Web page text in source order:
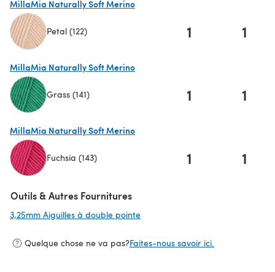
MillaMia Naturally Soft Merino
Petal (122) 1 1
MillaMia Naturally Soft Merino
Grass (141) 1 1
MillaMia Naturally Soft Merino
Fuchsia (143) 1 1
Outils & Autres Fournitures
3,25mm Aiguilles à double pointe
Quelque chose ne va pas?Faites-nous savoir ici.